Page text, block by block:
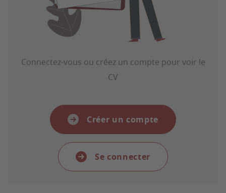
Connectez-vous ou créez un compte pour voir le
CV
Créer un compte
Se connecter